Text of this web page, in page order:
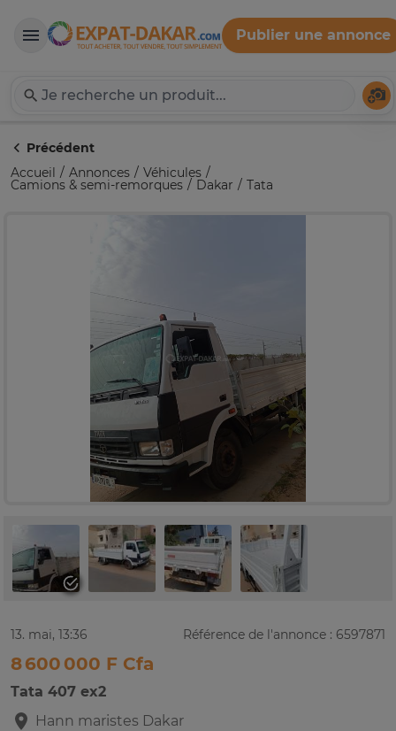
Expat-Dakar
Publier une annonce
Précédent
Accueil
Annonces Véhicules
Camions & semi-remorques Dakar Tata
13. mai, 13:36 Référence de l'annonce : 6597871
8 600 000 F Cfa
Tata 407 ex2
Hann maristes Dakar